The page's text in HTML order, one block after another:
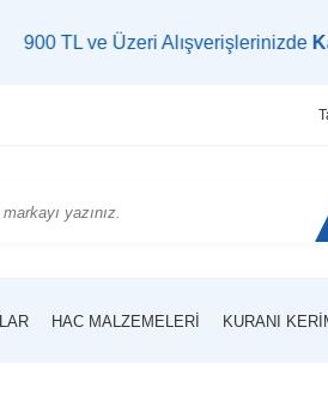
ve Üzeri AlışverişlerinizdeKargo
HAC MALZEMELERI KURANI